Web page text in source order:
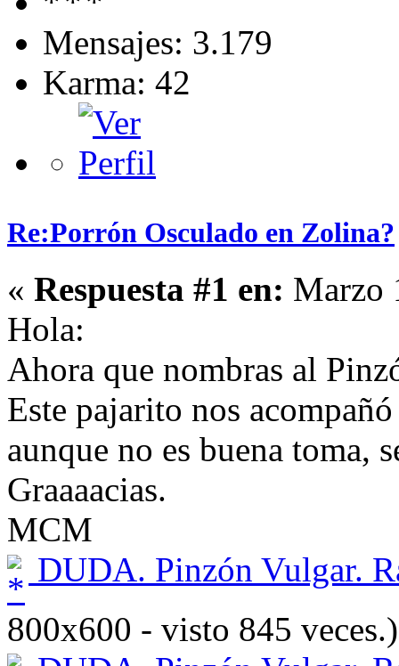
Mensajes: 3.179
Karma: 42
Re:Porrón Osculado en Zolina?
« Respuesta #1 en: Marzo
Hola:
Ahora que nombras al
Este pajarito nos
aunque no es buena toma,
Graaaacias.
MCM
DUDA. Pinzón Vulgar.
800x600 - visto 845 veces.)